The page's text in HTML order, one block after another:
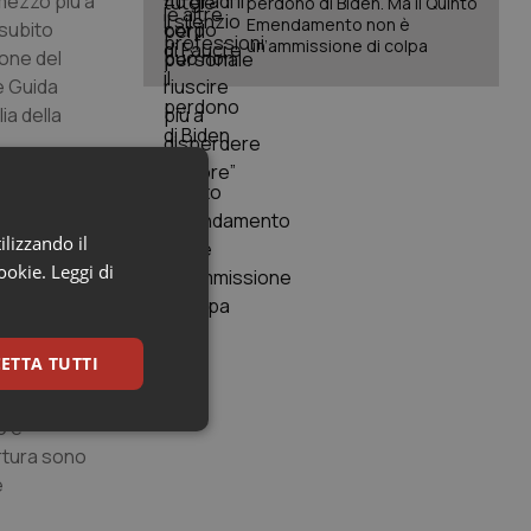
del
Guida
della
–
da un
non
attivati
sanitaria,
e
sono
Emendamento non è
un’ammissione di colpa
il
Leggi di
TUTTI